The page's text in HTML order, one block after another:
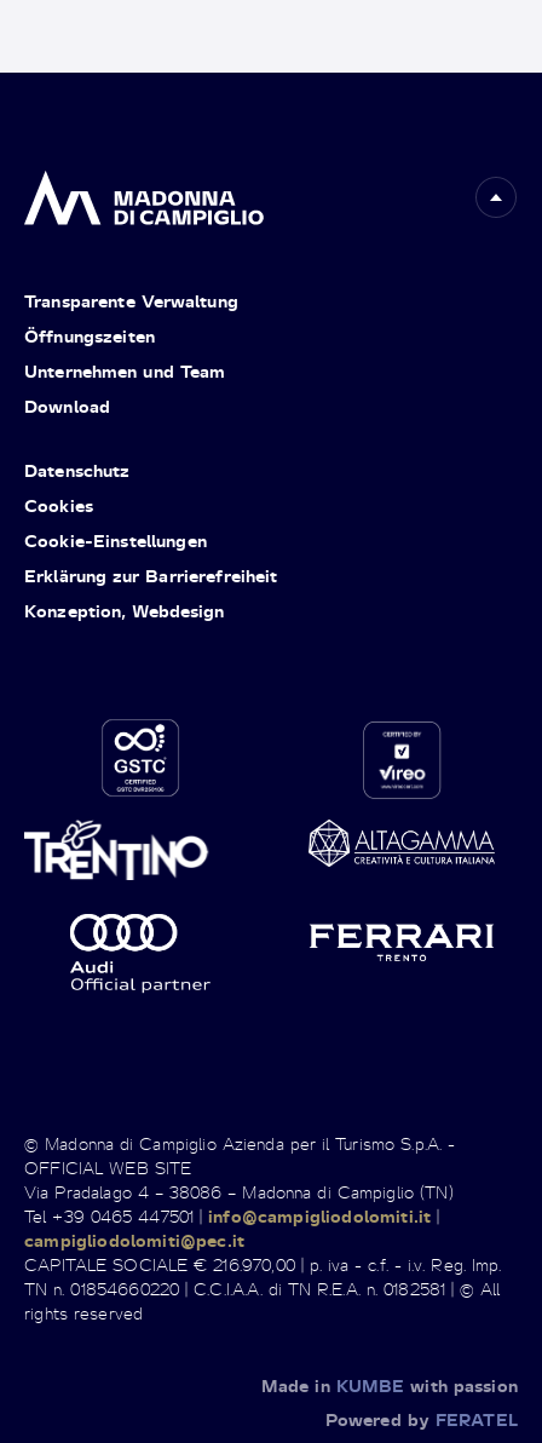
Transparente Verwaltung
Öffnungszeiten
Unternehmen und Team
Download
Datenschutz
Cookies
Cookie-Einstellungen
Erklärung zur Barrierefreiheit
Konzeption, Webdesign
© Madonna di Campiglio Azienda per il Turismo S.p.A. -
OFFICIAL WEB SITE
Via Pradalago 4 – 38086 – Madonna di Campiglio (TN)
Tel +39 0465 447501 |info@campigliodolomiti.it |
campigliodolomiti@pec.it
CAPITALE SOCIALE € 216.970,00 | p. iva - c.f. - i.v. Reg. Imp.
TN n. 01854660220 | C.C.I.A.A. di TN R.E.A. n. 0182581 | © All
rights reserved
Made in KUMBE with passion
Powered by FERATEL